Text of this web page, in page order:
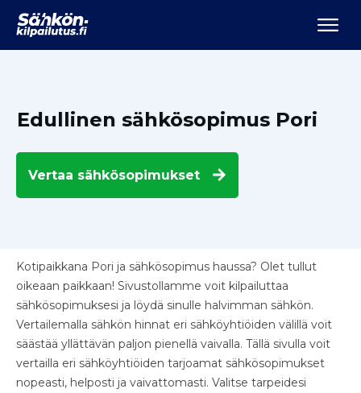
Edullinen sähkösopimus Pori
Vertaa sähkösopimukset
Kotipaikkana Pori ja sähkösopimus haussa? Olet tullut
oikeaan paikkaan! Sivustollamme voit kilpailuttaa
sähkösopimuksesi ja löydä sinulle halvimman sähkön.
Vertailemalla sähkön hinnat eri sähköyhtiöiden välillä voit
säästää yllättävän paljon pienellä vaivalla. Tällä sivulla voit
vertailla eri sähköyhtiöiden tarjoamat sähkösopimukset
nopeasti, helposti ja vaivattomasti. Valitse tarpeidesi